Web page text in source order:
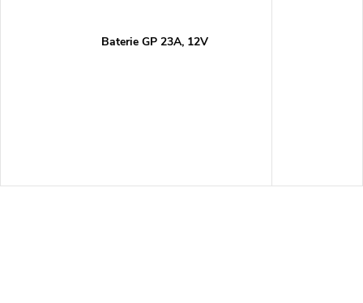
Baterie GP 23A, 12V